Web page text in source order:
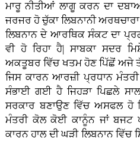
ਮਾਰੂ ਨੀਤੀਆਂ ਲਾਗੂ ਕਰਨ ਦਾ
ਜਰਜਰ ਹੋ ਚੁੱਕਾ ਲਿਬਨਾਨੀ
ਲਿਬਨਾਨ ਦੇ ਆਰਥਿਕ ਸੰਕਟ ਦਾ
ਵੀ ਹੋ ਰਿਹਾ ਹੈ| ਸਾਬਕਾ ਸਦਰ
ਅਕਤੂਬਰ ਵਿੱਚ ਖਤਮ ਹੋਣ ਪਿੱਛੋਂ ਅਜੇ
ਜਿਸ ਕਾਰਨ ਆਰਜ਼ੀ ਪ੍ਰਧਾਨ ਮੰਤਰੀ
ਸੰਭਾਈ ਗਈ ਹੈ ਜਿਹੜਾ ਪਿਛਲੇ
ਸਰਕਾਰ ਬਣਾਉਣ ਵਿੱਚ ਅਸਫਲ
ਮੰਤਰੀ ਕੋਲ ਕੋਈ ਕਾਨੂੰਨ ਜਾਂ ਬਜਟ
ਕਾਰਨ ਹਾਲ ਦੀ ਘੜੀ ਲਿਬਨਾਨ ਵਿੱਚ